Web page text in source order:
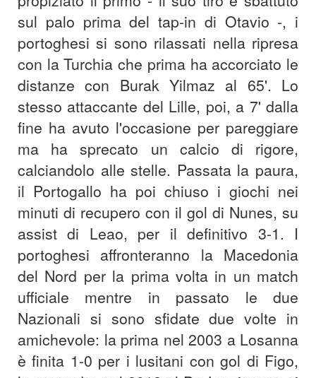
sul palo prima del tap-in di Otavio -, i
portoghesi si sono rilassati nella ripresa
con la Turchia che prima ha accorciato le
distanze con Burak Yilmaz al 65'. Lo
stesso attaccante del Lille, poi, a 7' dalla
fine ha avuto l'occasione per pareggiare
ma ha sprecato un calcio di rigore,
calciandolo alle stelle. Passata la paura,
il Portogallo ha poi chiuso i giochi nei
minuti di recupero con il gol di Nunes, su
assist di Leao, per il definitivo 3-1. I
portoghesi affronteranno la Macedonia
del Nord per la prima volta in un match
ufficiale mentre in passato le due
Nazionali si sono sfidate due volte in
amichevole: la prima nel 2003 a Losanna
è finita 1-0 per i lusitani con gol di Figo,